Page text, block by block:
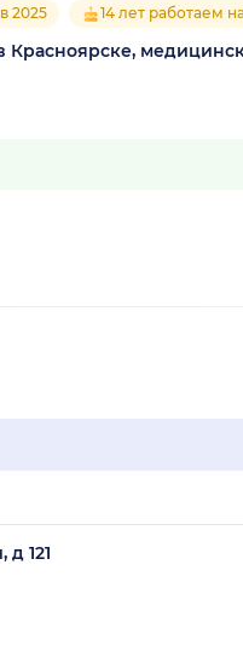
2025 14 лет работаем
Красноярске,
121